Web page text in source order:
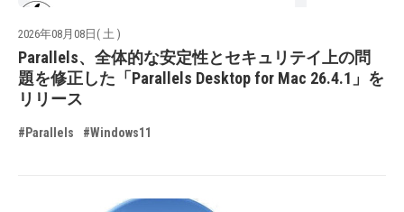
2026年08月08日( 土 )
Parallels、全体的な安定性とセキュリテイ上の問
題を修正した「Parallels Desktop for Mac 26.4.1」を
リリース
#Parallels #Windows11